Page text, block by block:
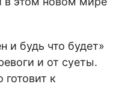
и будь что будет»
и от суеты.
к